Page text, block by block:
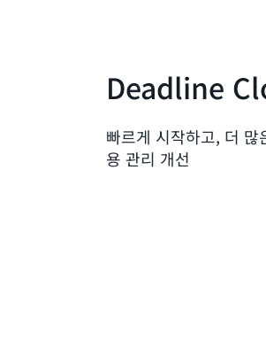
Deadline
빠르게 시작하고, 더
용 관리 개선